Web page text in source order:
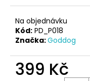
Na objednávku
Kód: PD_P018
Značka:Goddog
399 Kč
o
p